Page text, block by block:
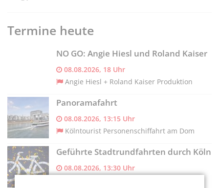
Termine heute
NO GO: Angie Hiesl und Roland Kaiser
08.08.2026, 18 Uhr
Angie Hiesl + Roland Kaiser Produktion
Panoramafahrt
08.08.2026, 13:15 Uhr
Kölntourist Personenschiffahrt am Dom
Geführte Stadtrundfahrten durch Köln
08.08.2026, 13:30 Uhr